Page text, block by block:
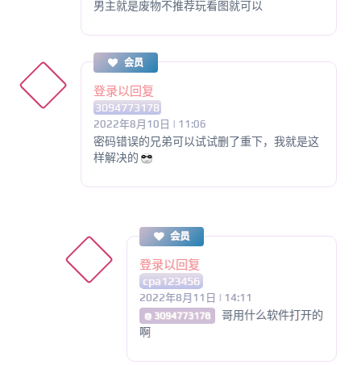
男主就是废物不推荐玩看图就可以
会员
登录以回复
3094773178
2022年8月10日 | 11:06
密码错误的兄弟可以试试删了重下，我就是这
样解决的
会员
登录以回复
cpa123456
2022年8月11日 | 14:11
@ 3094773178
哥用什么软件打开的
啊